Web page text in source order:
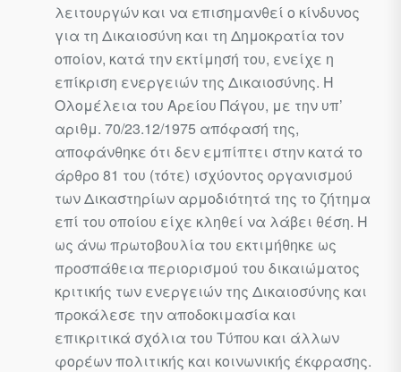
λειτουργών και να επισημανθεί ο κίνδυνος
για τη Δικαιοσύνη και τη Δημοκρατία τον
οποίον, κατά την εκτίμησή του, ενείχε η
επίκριση ενεργειών της Δικαιοσύνης. Η
Ολομέλεια του Αρείου Πάγου, με την υπ’
αριθμ. 70/23.12/1975 απόφα­σή της,
αποφάνθηκε ότι δεν εμπίπτει στην κατά το
άρθρο 81 του (τό­τε) ισχύοντος οργανισμού
των Δικαστηρίων αρμοδιότητά της το ζήτη­μα
επί του οποίου είχε κληθεί να λάβει θέση. Η
ως άνω πρωτοβουλία του εκτιμήθηκε ως
προσπάθεια περιορισμού του δικαιώματος
κριτικής των ενεργειών της Δικαιοσύνης και
προκάλεσε την αποδοκιμασία και
επικριτικά σχόλια του Τύπου και άλλων
φορέων πολιτικής και κοινω­νικής έκφρασης.